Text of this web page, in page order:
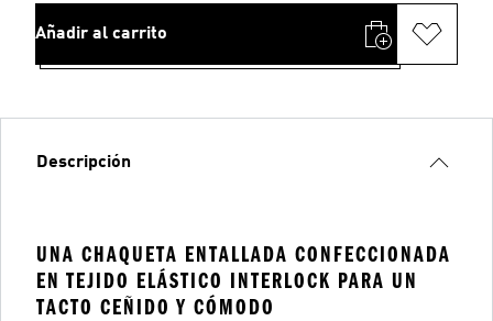
Añadir al carrito
Descripción
UNA CHAQUETA ENTALLADA CONFECCIONADA
EN TEJIDO ELÁSTICO INTERLOCK PARA UN
TACTO CEÑIDO Y CÓMODO